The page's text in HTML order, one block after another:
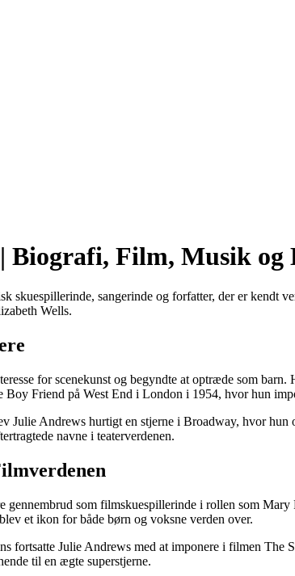
Biografi, Film, Musik og
skuespillerinde, sangerinde og forfatter, der er kendt
Wells.
for scenekunst og begyndte at optræde som
Boy Friend på West End i London i 1954, hvor hun
Julie Andrews hurtigt en stjerne i Broadway, hvor
navne i teaterverdenen.
gennembrud som filmskuespillerinde i rollen som
et ikon for både børn og voksne verden over.
fortsatte Julie Andrews med at imponere i filmen
til en ægte superstjerne.